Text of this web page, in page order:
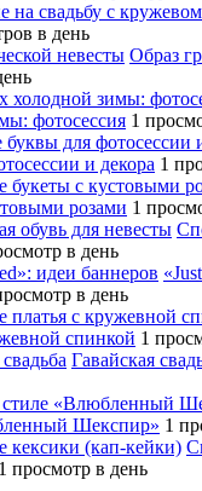
на свадьбу с
в день
Образ
фотосессия 1
и декора 1
розами 1
в день
в день
спинкой 1
Гавайская
Шекспир» 1
1 просмотр в день